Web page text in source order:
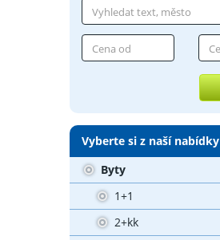
Vyberte si z naší nabídky
Byty
1+1
2+kk